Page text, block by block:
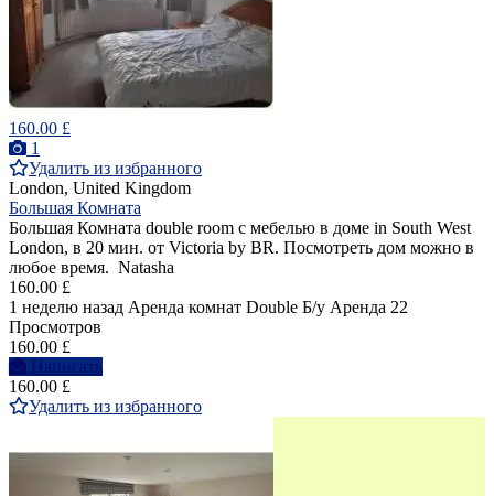
160.00 £
1
Удалить из избранного
London, United Kingdom
Большая Комната
Большая Комната double room с мебелью в доме in South West
London, в 20 мин. от Victoria by BR. Посмотреть дом можно в
любое время. Natasha
160.00 £
1 неделю назад Аренда комнат Double Б/у Аренда 22
Просмотров
160.00 £
Написать
160.00 £
Удалить из избранного